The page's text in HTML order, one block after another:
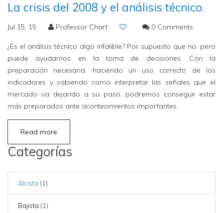
La crisis del 2008 y el análisis técnico.
Jul 15, 15 Professor Chart 0 Comments
¿Es el análisis técnico algo infalible? Por supuesto que no, pero
puede ayudarnos en la toma de decisiones. Con la
preparación necesaria, haciendo un uso correcto de los
indicadores y sabiendo como interpretar las señales que el
mercado va dejando a su paso, podremos conseguir estar
más preparados ante acontecimientos importantes.
Read more
Categorías
Alcista (1)
Bajista (1)